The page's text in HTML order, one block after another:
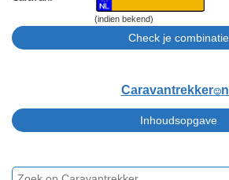
(indien bekend)
Caravantrekker🙂nl